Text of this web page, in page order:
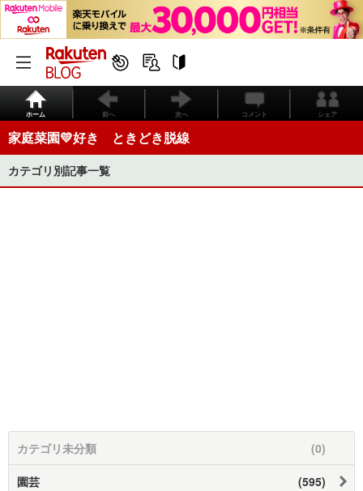
ホーム 前へ 次へ コメント シェア
家庭菜園💛好き ときどき脱線
カテゴリ別記事一覧
カテゴリ未分類 (0)
園芸 (595)